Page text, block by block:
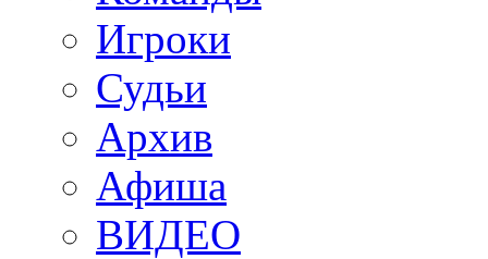
Игроки
Судьи
Архив
Афиша
ВИДЕО